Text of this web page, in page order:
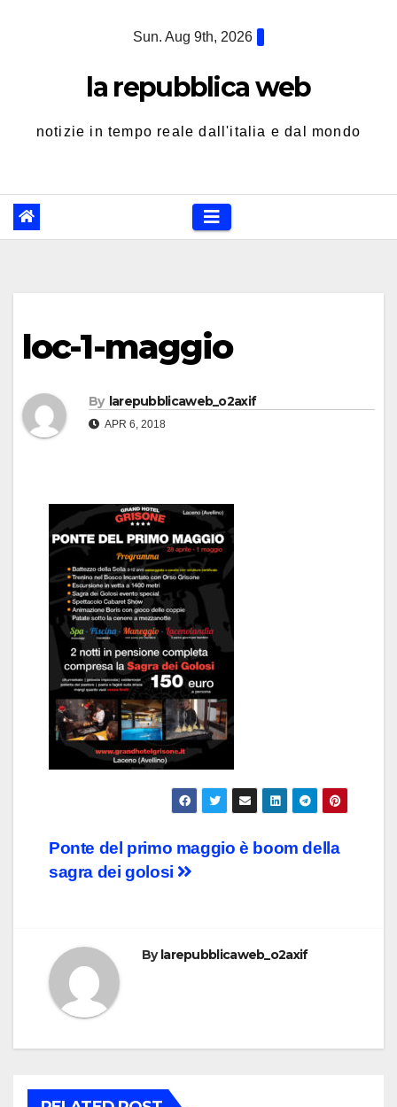
Sun. Aug 9th, 2026
la repubblica web
notizie in tempo reale dall'italia e dal mondo
loc-1-maggio
By larepubblicaweb_o2axif
APR 6, 2018
Post
navigation
Ponte del primo maggio è boom della
sagra dei golosi
By larepubblicaweb_o2axif